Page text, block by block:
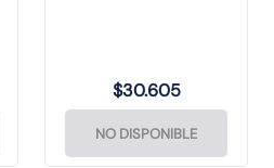
$30.605
NO DISPONIBLE